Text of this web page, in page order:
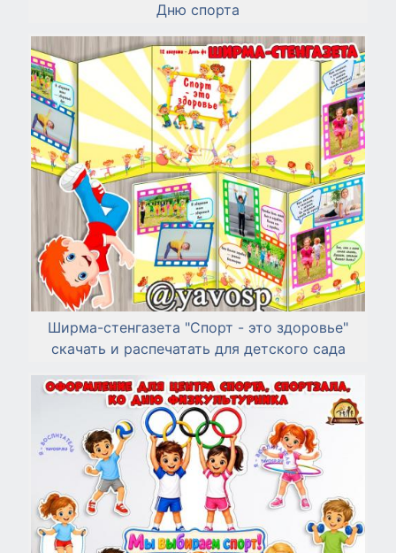
Дню спорта
Ширма-стенгазета "Спорт - это здоровье"
скачать и распечатать для детского сада